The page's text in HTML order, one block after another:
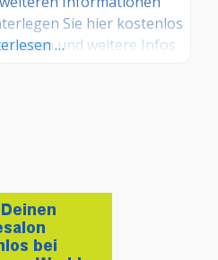
Sie hier kostenlos
und weitere Infos
…